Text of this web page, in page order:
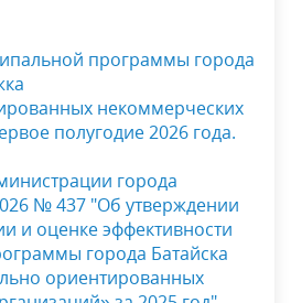
программы города
некоммерческих
полугодие 2026 года.
города
№ 437 "Об утверждении
и оценке эффективности
города Батайска
ориентированных